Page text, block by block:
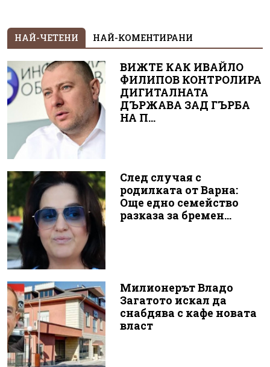
НАЙ-ЧЕТЕНИ НАЙ-КОМЕНТИРАНИ
ВИЖТЕ КАК ИВАЙЛО
ФИЛИПОВ КОНТРОЛИРА
ДИГИТАЛНАТА
ДЪРЖАВА ЗАД ГЪРБА
НА П...
След случая с
родилката от Варна:
Още едно семейство
разказа за бремен...
Милионерът Владо
Загатото искал да
снабдява с кафе новата
власт